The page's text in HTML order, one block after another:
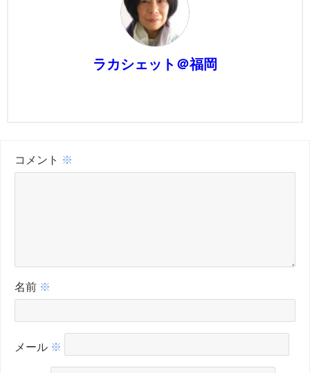
ラカシェット＠福岡
コメント ※
名前 ※
メール ※